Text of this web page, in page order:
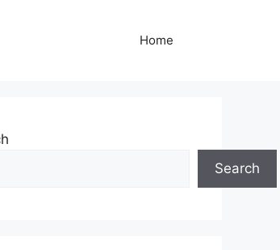
Home
Search